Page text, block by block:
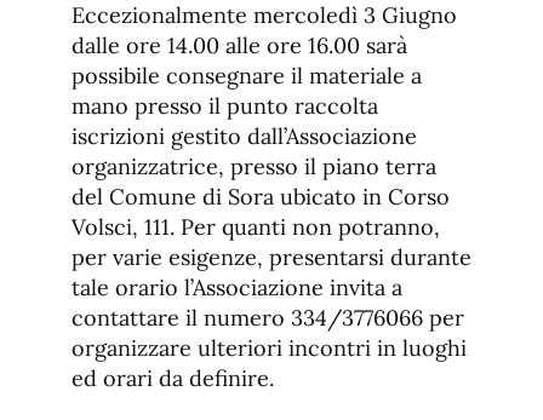
Eccezionalmente mercoledì 3 Giugno
dalle ore 14.00 alle ore 16.00 sarà
possibile consegnare il materiale a
mano presso il punto raccolta
iscrizioni gestito dall’Associazione
organizzatrice, presso il piano terra
del Comune di Sora ubicato in Corso
Volsci, 111. Per quanti non potranno,
per varie esigenze, presentarsi durante
tale orario l’Associazione invita a
contattare il numero 334/3776066 per
organizzare ulteriori incontri in luoghi
ed orari da definire.